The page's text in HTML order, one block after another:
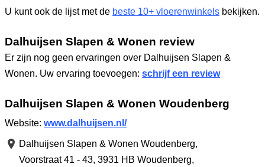
U kunt ook de lijst met de beste 10+ vloerenwinkels bekijken.
Dalhuijsen Slapen & Wonen review
Er zijn nog geen ervaringen over Dalhuijsen Slapen &
Wonen. Uw ervaring toevoegen: schrijf een review
Dalhuijsen Slapen & Wonen Woudenberg
Website: www.dalhuijsen.nl/
Dalhuijsen Slapen & Wonen Woudenberg,
Voorstraat 41 - 43, 3931 HB Woudenberg,